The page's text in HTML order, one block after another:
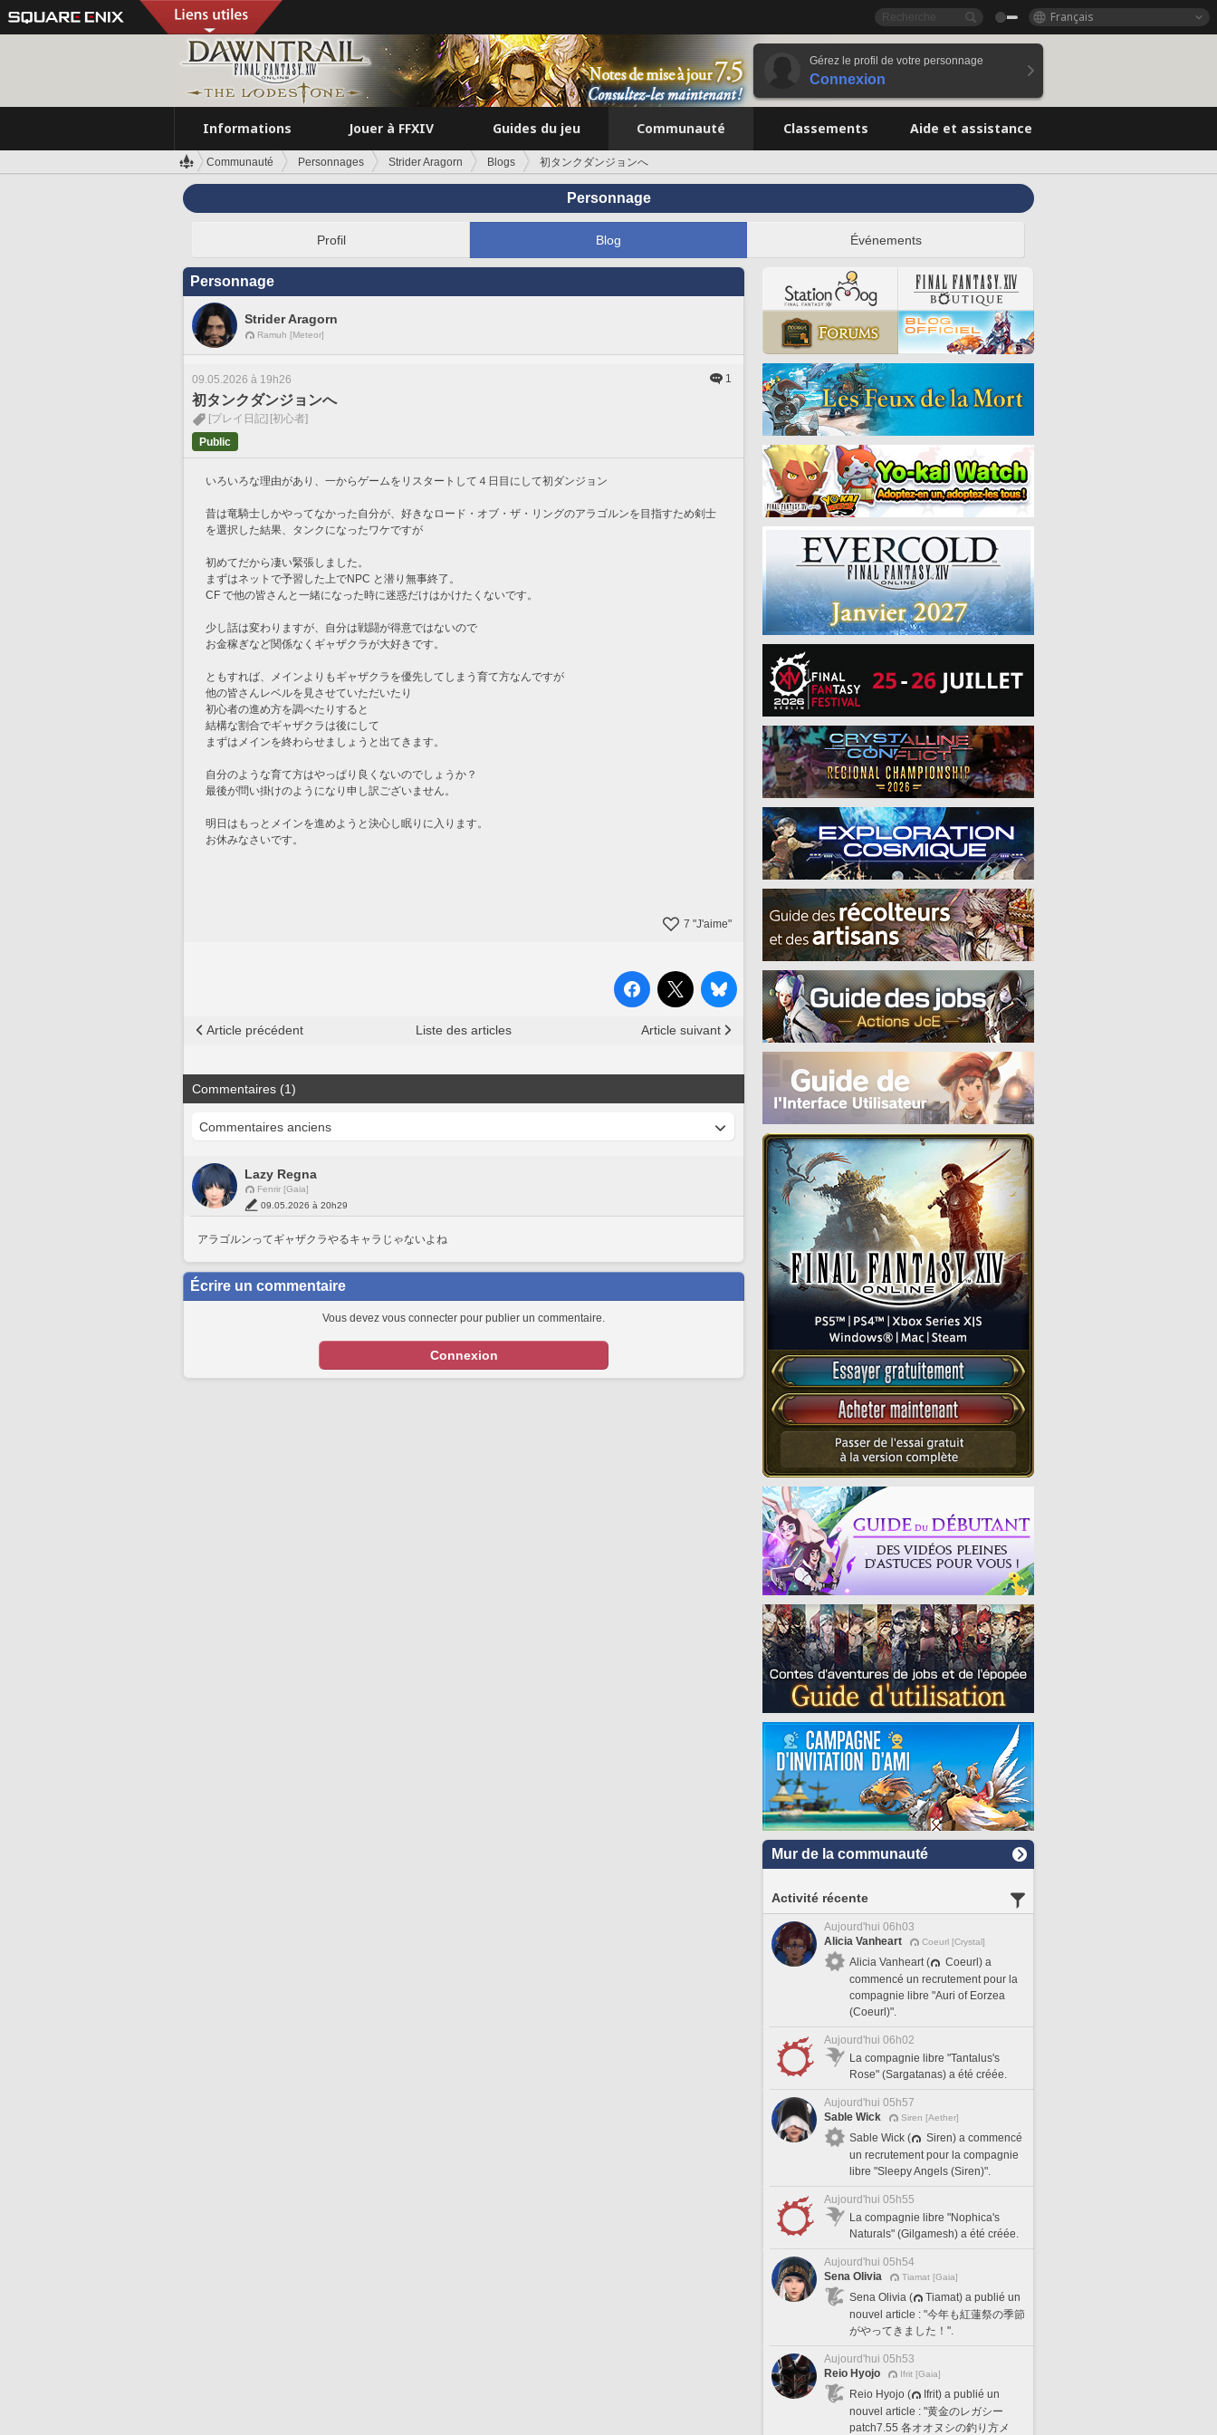
Français
Gérez le profil de votre personnage
Connexion
Informations Jouer à FFXIV Guides du jeu Communauté Classements Aide et assistance
Communauté Personnages Strider Aragorn Blogs 初タンクダンジョンへ
Personnage
Profil Blog Événements
Personnage
Strider Aragorn
Ramuh [Meteor]
09.05.2026 à 19h26 1
初タンクダンジョンへ
[プレイ日記] [初心者]
Public
いろいろな理由があり、一からゲームをリスタートして４日目にして初ダンジョン
昔は竜騎士しかやってなかった自分が、好きなロード・オブ・ザ・リングのアラゴルンを目指すため剣士
を選択した結果、タンクになったワケですが
初めてだから凄い緊張しました。
まずはネットで予習した上でNPC と潜り無事終了。
CF で他の皆さんと一緒になった時に迷惑だけはかけたくないです。
少し話は変わりますが、自分は戦闘が得意ではないので
お金稼ぎなど関係なくギャザクラが大好きです。
ともすれば、メインよりもギャザクラを優先してしまう育て方なんですが
他の皆さんレベルを見させていただいたり
初心者の進め方を調べたりすると
結構な割合でギャザクラは後にして
まずはメインを終わらせましょうと出てきます。
自分のような育て方はやっぱり良くないのでしょうか？
最後が問い掛けのようになり申し訳ございません。
明日はもっとメインを進めようと決心し眠りに入ります。
お休みなさいです。
7 "J'aime"
Article précédent Liste des articles Article suivant
Commentaires (1)
Lazy Regna
Fenrir [Gaia]
09.05.2026 à 20h29
アラゴルンってギャザクラやるキャラじゃないよね
Écrire un commentaire
Vous devez vous connecter pour publier un commentaire.
Connexion
Mur de la communauté
Activité récente
Aujourd'hui 06h03
Alicia Vanheart
Coeurl [Crystal]
Alicia Vanheart (
Coeurl) a
commencé un recrutement pour la
compagnie libre "Auri of Eorzea
(Coeurl)".
Aujourd'hui 06h02
La compagnie libre "Tantalus's
Rose" (Sargatanas) a été créée.
Aujourd'hui 05h57
Sable Wick
Siren [Aether]
Sable Wick (
Siren) a commencé
un recrutement pour la compagnie
libre "Sleepy Angels (Siren)".
Aujourd'hui 05h55
La compagnie libre "Nophica's
Naturals" (Gilgamesh) a été créée.
Aujourd'hui 05h54
Sena Olivia
Tiamat [Gaia]
Sena Olivia (
Tiamat) a publié un
nouvel article : "今年も紅蓮祭の季節
がやってきました！".
Aujourd'hui 05h53
Reio Hyojo
Ifrit [Gaia]
Reio Hyojo (
Ifrit) a publié un
nouvel article : "黄金のレガシー
patch7.55 各オオヌシの釣り方メ